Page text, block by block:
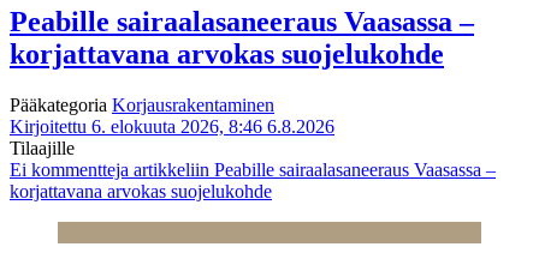
Peabille sairaalasaneeraus Vaasassa –
korjattavana arvokas suojelukohde
Pääkategoria Korjausrakentaminen
Kirjoitettu 6. elokuuta 2026, 8:46 6.8.2026
Tilaajille
Ei kommentteja artikkeliin Peabille sairaalasaneeraus Vaasassa –
korjattavana arvokas suojelukohde